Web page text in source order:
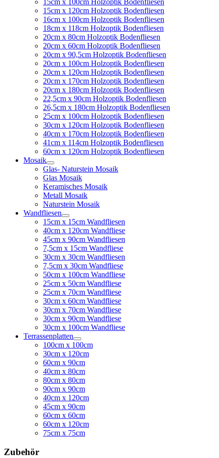
15cm x 100cm Holzoptik Bodenfliesen
15cm x 120cm Holzoptik Bodenfliesen
16cm x 100cm Holzoptik Bodenfliesen
18cm x 118cm Holzoptik Bodenfliesen
20cm x 80cm Holzoptik Bodenfliesen
20cm x 60cm Holzoptik Bodenfliesen
20cm x 90,5cm Holzoptik Bodenfliesen
20cm x 100cm Holzoptik Bodenfliesen
20cm x 120cm Holzoptik Bodenfliesen
20cm x 170cm Holzoptik Bodenfliesen
20cm x 180cm Holzoptik Bodenfliesen
22,5cm x 90cm Holzoptik Bodenfliesen
26,5cm x 180cm Holzoptik Bodenfliesen
25cm x 100cm Holzoptik Bodenfliesen
30cm x 120cm Holzoptik Bodenfliesen
40cm x 170cm Holzoptik Bodenfliesen
41cm x 114cm Holzoptik Bodenfliesen
60cm x 120cm Holzoptik Bodenfliesen
Mosaik
Glas- Naturstein Mosaik
Glas Mosaik
Keramisches Mosaik
Metall Mosaik
Naturstein Mosaik
Wandfliesen
15cm x 15cm Wandfliesen
40cm x 120cm Wandfliese
45cm x 90cm Wandfliesen
7,5cm x 15cm Wandfliese
30cm x 30cm Wandfliesen
7,5cm x 30cm Wandfliese
50cm x 100cm Wandfliese
25cm x 50cm Wandfliese
25cm x 70cm Wandfliese
30cm x 60cm Wandfliese
30cm x 70cm Wandfliese
30cm x 90cm Wandfliese
30cm x 100cm Wandfliese
Terrassenplatten
100cm x 100cm
30cm x 120cm
60cm x 90cm
40cm x 80cm
80cm x 80cm
90cm x 90cm
40cm x 120cm
45cm x 90cm
60cm x 60cm
60cm x 120cm
75cm x 75cm
Zubehör